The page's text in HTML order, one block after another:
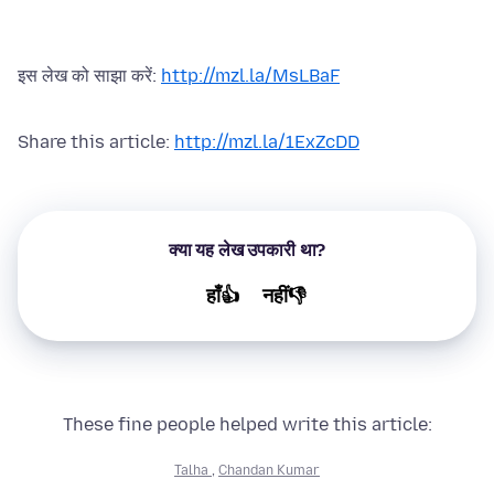
इस लेख को साझा करें: http://mzl.la/MsLBaF
Share this article: http://mzl.la/1ExZcDD
क्या यह लेख उपकारी था?
हाँ👍 नहीं👎
These fine people helped write this article:
Talha , Chandan Kumar